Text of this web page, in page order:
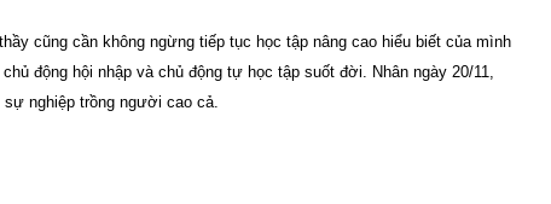
cũng cần không ngừng tiếp tục học tập nâng cao hiểu biết của mình
động hội nhập và chủ động tự học tập suốt đời. Nhân ngày 20/11,
nghiệp trồng người cao cả.